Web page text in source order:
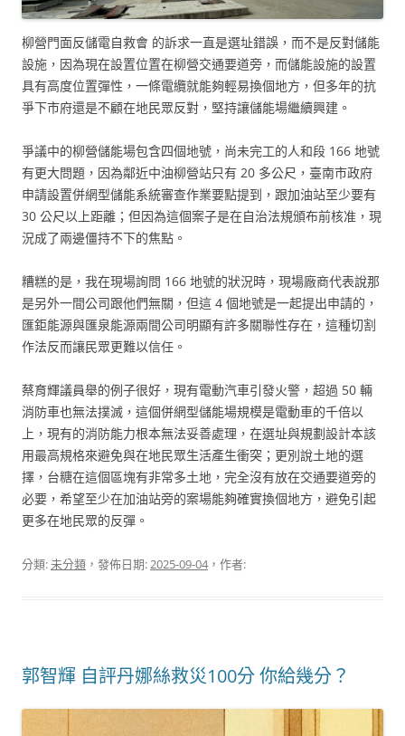
柳營門面反儲電自救會 的訴求一直是選址錯誤，而不是反對儲能
設施，因為現在設置位置在柳營交通要道旁，而儲能設施的設置
具有高度位置彈性，一條電纜就能夠輕易換個地方，但多年的抗
爭下市府還是不顧在地民眾反對，堅持讓儲能場繼續興建。
爭議中的柳營儲能場包含四個地號，尚未完工的人和段 166 地號
有更大問題，因為鄰近中油柳營站只有 20 多公尺，臺南市政府
申請設置併網型儲能系統審查作業要點提到，跟加油站至少要有
30 公尺以上距離；但因為這個案子是在自治法規頒布前核准，現
況成了兩邊僵持不下的焦點。
糟糕的是，我在現場詢問 166 地號的狀況時，現場廠商代表說那
是另外一間公司跟他們無關，但這 4 個地號是一起提出申請的，
匯鉅能源與匯泉能源兩間公司明顯有許多關聯性存在，這種切割
作法反而讓民眾更難以信任。
蔡育輝議員舉的例子很好，現有電動汽車引發火警，超過 50 輛
消防車也無法撲滅，這個併網型儲能場規模是電動車的千倍以
上，現有的消防能力根本無法妥善處理，在選址與規劃設計本該
用最高規格來避免與在地民眾生活產生衝突；更別說土地的選
擇，台糖在這個區塊有非常多土地，完全沒有放在交通要道旁的
必要，希望至少在加油站旁的案場能夠確實換個地方，避免引起
更多在地民眾的反彈。
分類:未分類 ，發佈日期:2025-09-04，作者:
郭智輝 自評丹娜絲救災100分 你給幾分？